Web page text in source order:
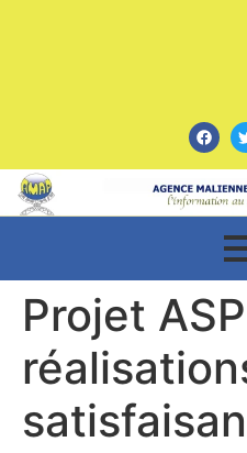
Projet